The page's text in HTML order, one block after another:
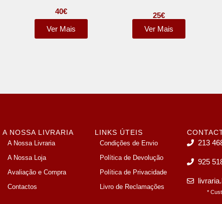
40€
Ver Mais
25€
Ver Mais
A NOSSA LIVRARIA
A Nossa Livraria
A Nossa Loja
Avaliação e Compra
Contactos
LINKS ÚTEIS
Condições de Envio
Política de Devolução
Política de Privacidade
Livro de Reclamações
213
925
*